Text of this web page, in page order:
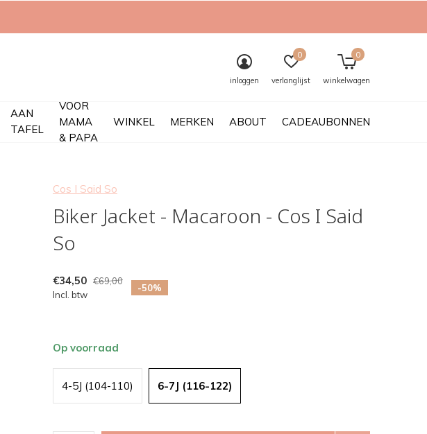
AAN
TAFEL
VOOR
MAMA
& PAPA
WINKEL MERKEN ABOUT CADEAUBONNEN
inloggen verlanglijst
0
winkelwagen
0
Cos I Said So
Biker Jacket - Macaroon - Cos I Said
So
€34,50 €69,00
Incl. btw
-50%
Op voorraad
4-5J (104-110) 6-7J (116-122)